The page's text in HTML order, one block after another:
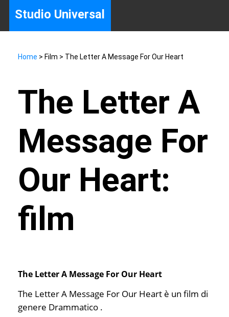
Studio Universal
Home > Film > The Letter A Message For Our Heart
The Letter A
Message For
Our Heart:
film
The Letter A Message For Our Heart
The Letter A Message For Our Heart è un film di
genere Drammatico .